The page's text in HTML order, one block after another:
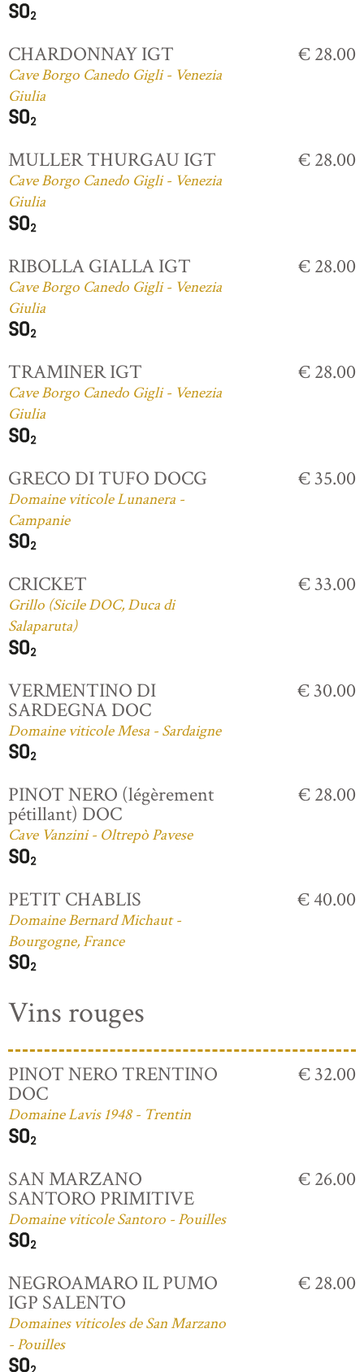
CHARDONNAY IGT
Cave Borgo Canedo Gigli - Venezia
Giulia
€ 28.00
MULLER THURGAU IGT
Cave Borgo Canedo Gigli - Venezia
Giulia
€ 28.00
RIBOLLA GIALLA IGT
Cave Borgo Canedo Gigli - Venezia
Giulia
€ 28.00
TRAMINER IGT
Cave Borgo Canedo Gigli - Venezia
Giulia
€ 28.00
GRECO DI TUFO DOCG
Domaine viticole Lunanera -
Campanie
€ 35.00
CRICKET
Grillo (Sicile DOC, Duca di
Salaparuta)
€ 33.00
VERMENTINO DI
SARDEGNA DOC
Domaine viticole Mesa - Sardaigne
€ 30.00
PINOT NERO (légèrement
pétillant) DOC
Cave Vanzini - Oltrepò Pavese
€ 28.00
PETIT CHABLIS
Domaine Bernard Michaut -
Bourgogne, France
€ 40.00
Vins rouges
PINOT NERO TRENTINO
DOC
Domaine Lavis 1948 - Trentin
€ 32.00
SAN MARZANO
SANTORO PRIMITIVE
Domaine viticole Santoro - Pouilles
€ 26.00
NEGROAMARO IL PUMO
IGP SALENTO
Domaines viticoles de San Marzano
- Pouilles
€ 28.00